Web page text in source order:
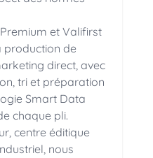
et Valifirst
production de
direct, avec
tri et préparation
Smart Data
chaque pli.
centre éditique
nous